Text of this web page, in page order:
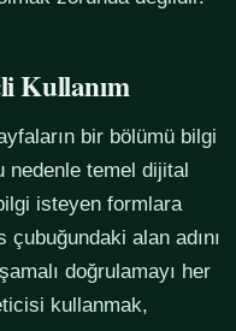
Kullanım
bir bölümü bilgi
nedenle temel dijital
isteyen formlara
alan adını
doğrulamayı her
kullanmak,